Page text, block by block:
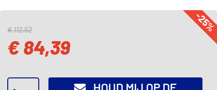
-
€ 112,52
€ 84,39